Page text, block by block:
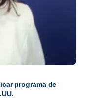
programa de